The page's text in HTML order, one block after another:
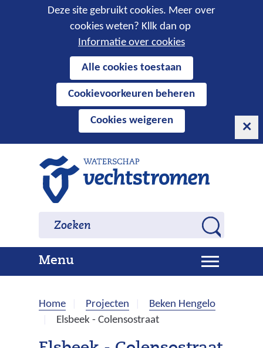
Cookies
toestaan?
Deze site gebruikt cookies. Meer over
cookies weten? Kllk dan op
Informatie over cookies
cookies
deze
website
worden
toegestaan
geweigerd.
Alle cookies toestaan
Cookievoorkeuren beheren
Cookies weigeren
naar
o
e
k
Zoeken Zoeken
MenuU
i
l
p
Home Projecten
Beken Hengelo
Elsbeek - Colensostraat